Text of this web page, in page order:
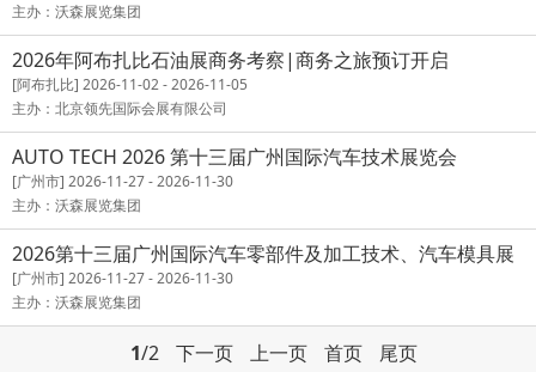
主办：沃森展览集团
2026年阿布扎比石油展商务考察|商务之旅预订开启
[阿布扎比] 2026-11-02 - 2026-11-05
主办：北京领先国际会展有限公司
AUTO TECH 2026 第十三届广州国际汽车技术展览会
[广州市] 2026-11-27 - 2026-11-30
主办：沃森展览集团
2026第十三届广州国际汽车零部件及加工技术、汽车模具展
览会
[广州市] 2026-11-27 - 2026-11-30
主办：沃森展览集团
1/2 下一页 上一页 首页 尾页